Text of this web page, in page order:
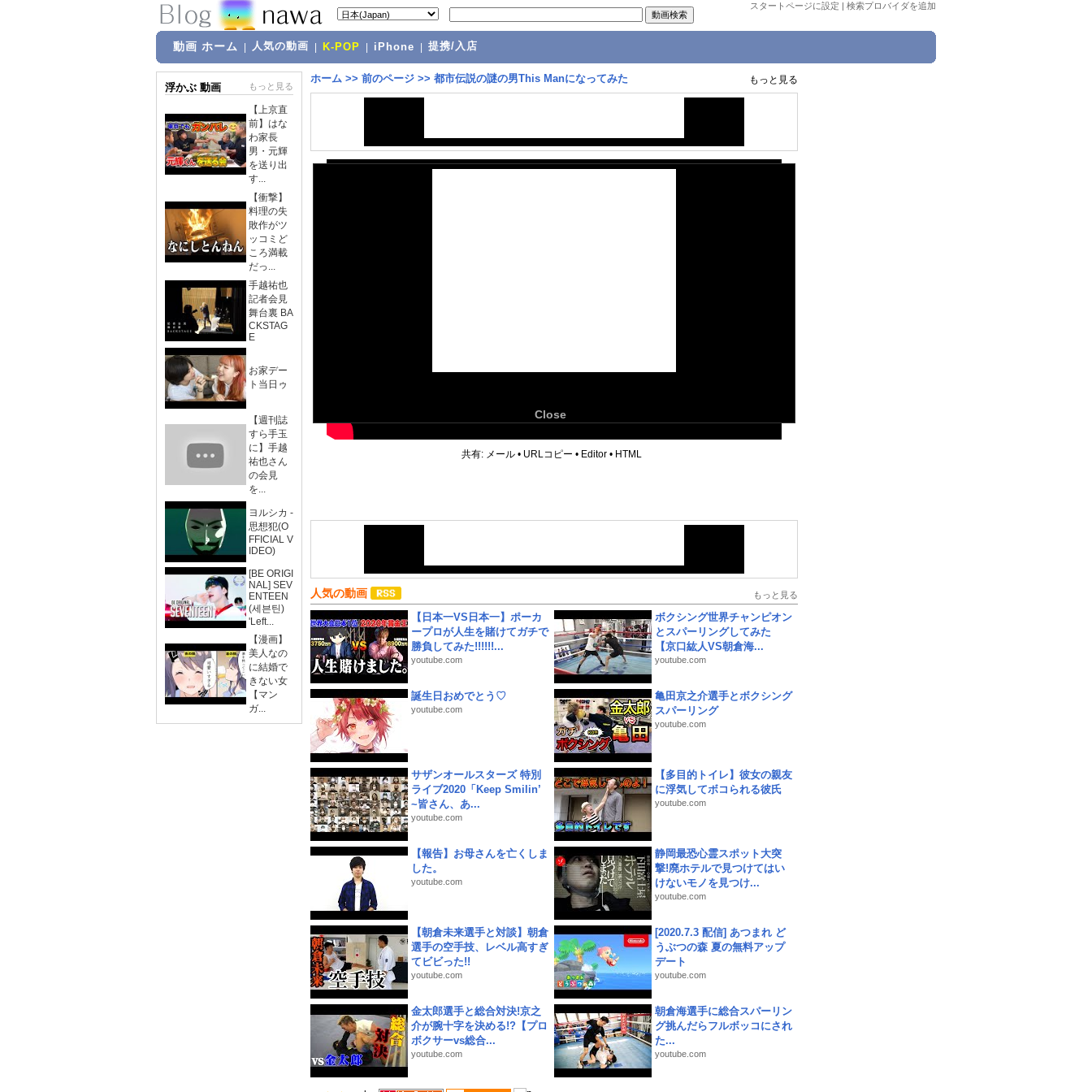
スタートページに設定 | 検索プロバイダを追加
動画 ホーム 人気の動画 K-POP iPhone 提携/入店
浮かぶ 動画 もっと見る
【上京直
前】はな
わ家長
男・元輝
を送り出
す...
【衝撃】
料理の失
敗作がツ
ッコミど
ころ満載
だっ...
手越祐也
記者会見
舞台裏 BA
CKSTAG
E
お家デー
ト当日ゥ
【週刊誌
すら手玉
に】手越
祐也さん
の会見
を...
ヨルシカ -
思想犯(O
FFICIAL V
IDEO)
[BE ORIGI
NAL] SEV
ENTEEN
(세븐틴)
'Left...
【漫画】
美人なの
に結婚で
きない女
【マン
ガ...
ホーム >> 前のページ >> 都市伝説の謎の男This Manになってみた もっと見る
Close
共有: メール • URLコピー • Editor • HTML
人気の動画 もっと見る
【日本一VS日本一】ポーカ
ープロが人生を賭けてガチで
勝負してみた!!!!!!...
youtube.com
ボクシング世界チャンピオン
とスパーリングしてみた
【京口紘人VS朝倉海...
youtube.com
誕生日おめでとう♡
youtube.com
亀田京之介選手とボクシング
スパーリング
youtube.com
サザンオールスターズ 特別
ライブ2020「Keep Smilin’
~皆さん、あ...
youtube.com
【多目的トイレ】彼女の親友
に浮気してボコられる彼氏
youtube.com
【報告】お母さんを亡くしま
した。
youtube.com
静岡最恐心霊スポット大突
撃!廃ホテルで見つけてはい
けないモノを見つけ...
youtube.com
【朝倉未来選手と対談】朝倉
選手の空手技、レベル高すぎ
てビビった!!
youtube.com
[2020.7.3 配信] あつまれ ど
うぶつの森 夏の無料アップ
デート
youtube.com
金太郎選手と総合対決!京之
介が腕十字を決める!?【プロ
ボクサーvs総合...
youtube.com
朝倉海選手に総合スパーリン
グ挑んだらフルボッコにされ
た...
youtube.com